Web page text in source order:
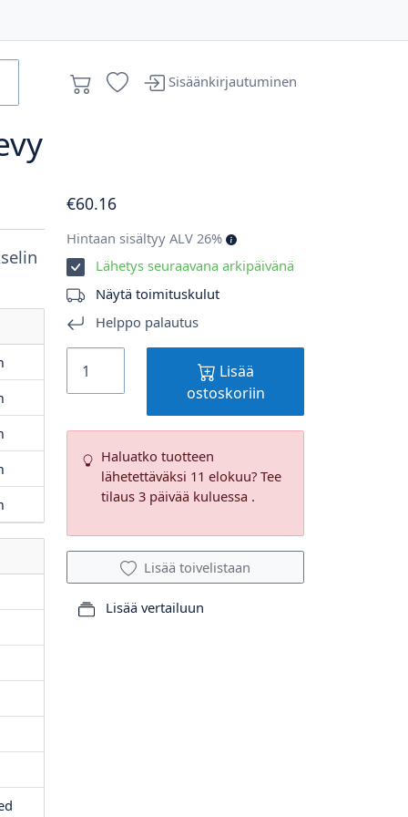
Sisäänkirjautuminen
€60.16
Hintaan sisältyy ALV 26%
Lähetys seuraavana arkipäivänä
Näytä toimituskulut
Helppo palautus
Lisää
ostoskoriin
Haluatko tuotteen
lähetettäväksi 11 elokuu? Tee
tilaus 3 päivää kuluessa .
Lisää toivelistaan
Lisää vertailuun